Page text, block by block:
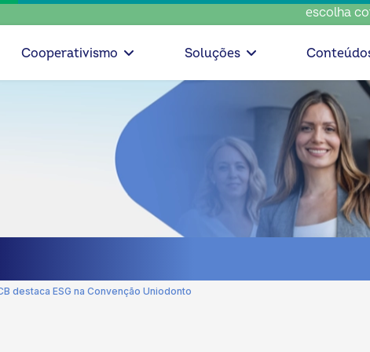
escolha consciente,
Cooperativismo Soluções
destaca ESG na Convenção Uniodonto